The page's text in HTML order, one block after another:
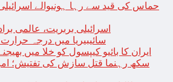
حماس کی قید سے رہا ہونیوالے
اسرائیلی بربریت، عالمی
سائیبیریا میں درجہ حرارت منفی
ایران کا بائیو کیپسول کو خلا میں
سکھ رہنما قتل سازش کی تفتیش؛